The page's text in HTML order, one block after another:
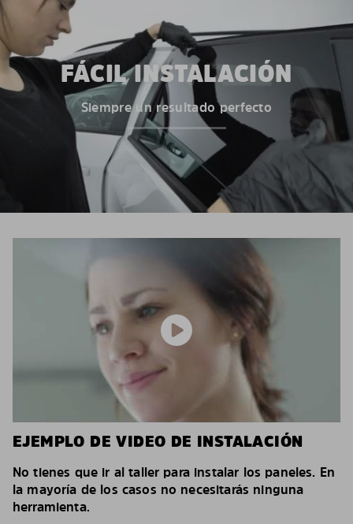
FÁCIL INSTALACIÓN
Siempre un resultado perfecto
EJEMPLO DE VIDEO DE INSTALACIÓN
No tienes que ir al taller para instalar los paneles. En
la mayoría de los casos no necesitarás ninguna
herramienta.